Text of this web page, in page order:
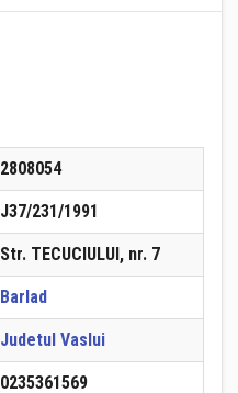
2808054
J37/231/1991
Str. TECUCIULUI, nr. 7
Barlad
Judetul Vaslui
0235361569